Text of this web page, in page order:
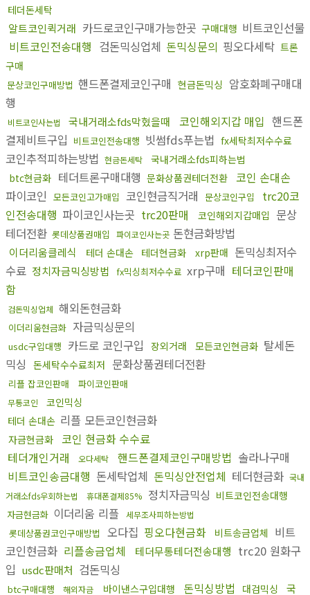
테더돈세탁
알트코인퀵거래 카드로코인구매가능한곳 구매대행 비트코인선물
비트코인전송대행 검돈믹싱업체 돈믹싱문의 핑오다세탁 트론
구매
문상코인구매방법 핸드폰결제코인구매 현금돈믹싱 암호화폐구매대
행
비트코인사는법 국내거래소fds막혔을때 코인해외지갑 매입 핸드폰
결제비트구입 비트코인전송대행 빗썸fds푸는법 fx세탁최저수수료
코인추적피하는방법 현금돈세탁
국내거래소fds피하는법
btc현금화 테더트론구매대행 문화상품권테더전환 코인 손대손
파이코인 모든코인고가매입 코인현금직거래 문상코인구입
trc20코
인전송대행 파이코인사는곳 trc20판매 코인해외지갑매입 문상
테더전환 롯데상품권매입 파이코인사는곳 돈현금화방법
이더리움클레식 테더 손대손 테더현금화 xrp판매 돈믹싱최저수
수료 정치자금믹싱방법 fx믹싱최저수수료 xrp구매 테더코인판매
함
검돈믹싱업체 해외돈현금화
이더리움현금화 자금믹싱문의
usdc구입대행 카드로 코인구입 장외거래 모든코인현금화 탈세돈
믹싱 돈세탁수수료최저 문화상품권테더전환
리플 잡코인판매 파이코인판매
무통코인
코인믹싱
테더 손대손 리플 모든코인현금화
자금현금화 코인 현금화 수수료
테더개인거래
오다세탁 핸드폰결제코인구매방법 솔라나구매
비트코인송금대행 돈세탁업체 돈믹싱안전업체 테더현금화 국내
거래소fds우회하는법
휴대폰결제85% 정치자금믹싱 비트코인전송대행
자금현금화 이더리움 리플 세무조사피하는방법
롯데상품권코인구매방법 오다집 핑오다현금화 비트송금업체 비트
코인현금화 리플송금업체 테더무통테더전송대행 trc20 원화구
입 usdc판매처 검돈믹싱
btc구매대행 해외자금 바이낸스구입대행 돈믹싱방법 대검믹싱
국